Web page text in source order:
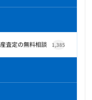
査定の無料相談 1,385